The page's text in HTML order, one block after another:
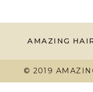
AMAZING
© 2019